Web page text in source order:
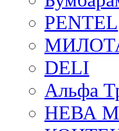
PENTEL
DELI
Альфа
НЕВА